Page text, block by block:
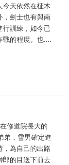
天依然在柾木
，劍士也有與南
訓練，如今已
戰的程度。也....
修道院長大的
弟．雪男確定進
，為自己的出路
郎的目送下前去